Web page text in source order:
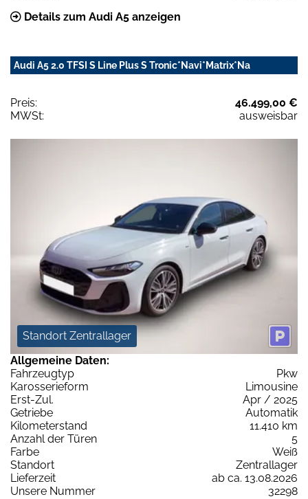
Details zum Audi A5 anzeigen
Audi A5 2.0 TFSI S Line Plus S Tronic*Navi*Matrix*Na
Preis:
46.499,00 €
MWSt:
ausweisbar
Standort Zentrallager
Allgemeine Daten:
Fahrzeugtyp
Pkw
Karosserieform
Limousine
Erst-Zul.
Apr / 2025
Getriebe
Automatik
Kilometerstand
11.410 km
Anzahl der Türen
5
Farbe
Weiß
Standort
Zentrallager
Lieferzeit
ab ca. 13.08.2026
Unsere Nummer
32298